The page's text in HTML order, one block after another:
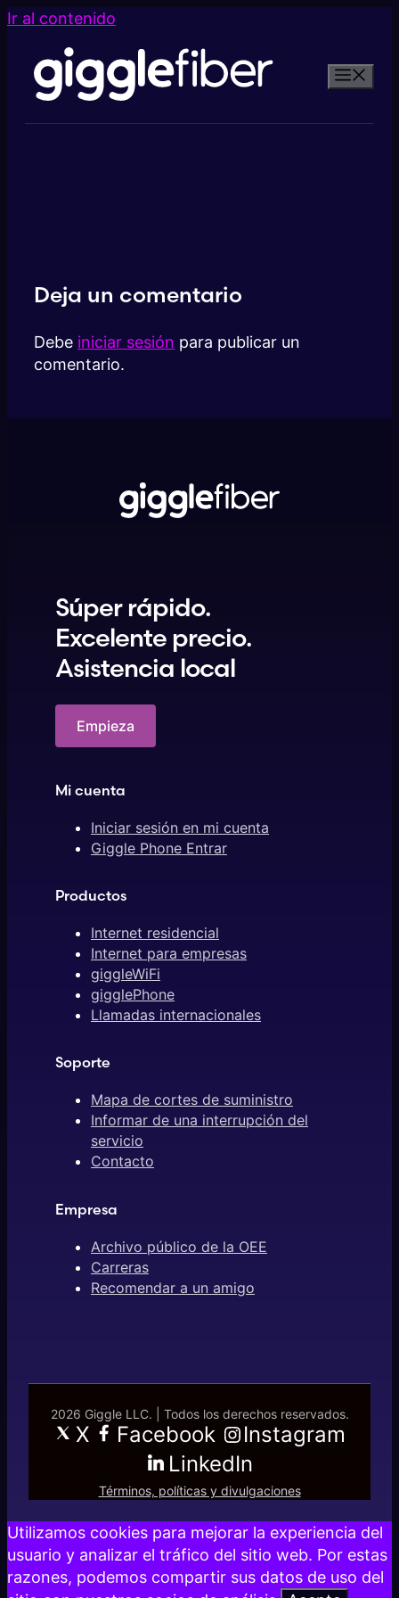
Ir al contenido
Deja un comentario
Debe iniciar sesión para publicar un
comentario.
Súper rápido.
Excelente precio.
Asistencia local
Empieza
Mi cuenta
Iniciar sesión en mi cuenta
Giggle Phone Entrar
Productos
Internet residencial
Internet para empresas
giggleWiFi
gigglePhone
Llamadas internacionales
Soporte
Mapa de cortes de suministro
Informar de una interrupción del
servicio
Contacto
Empresa
Archivo público de la OEE
Carreras
Recomendar a un amigo
2026 Giggle LLC. | Todos los derechos reservados.
X Facebook
Instagram
LinkedIn
Términos, políticas y divulgaciones
Utilizamos cookies para mejorar la experiencia del
usuario y analizar el tráfico del sitio web. Por estas
razones, podemos compartir sus datos de uso del